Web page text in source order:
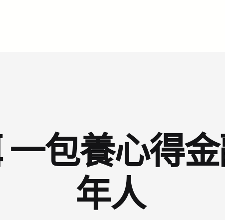
包養心得
年人